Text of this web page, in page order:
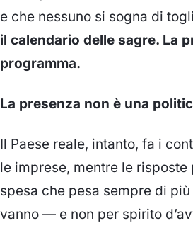
e che nessuno si sogna di
il calendario delle sagre. La
programma.
La presenza non è una
Il Paese reale, intanto, fa i
le imprese, mentre le
spesa che pesa sempre di
vanno — e non per spirito